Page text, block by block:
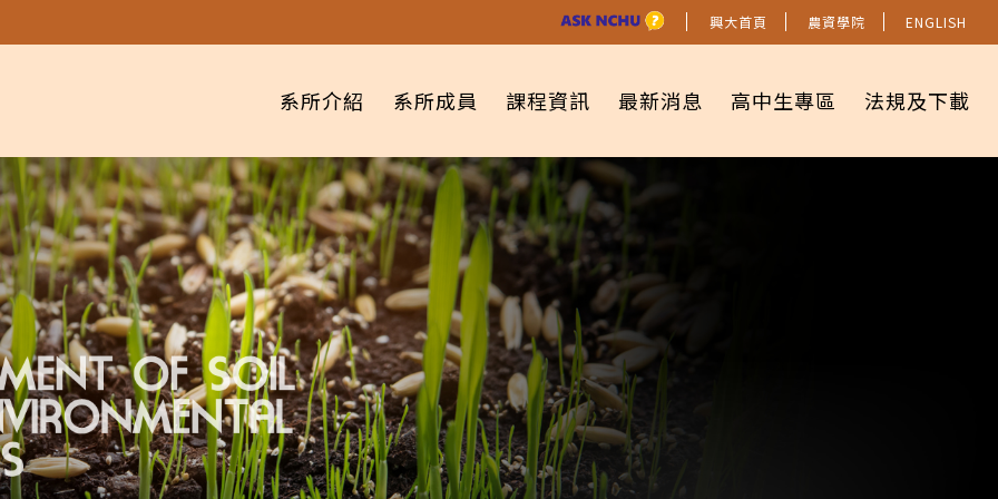
興大首頁 農資學院 ENGLISH
系所介紹 系所成員 課程資訊 最新消息 高中生專區 法規及下載